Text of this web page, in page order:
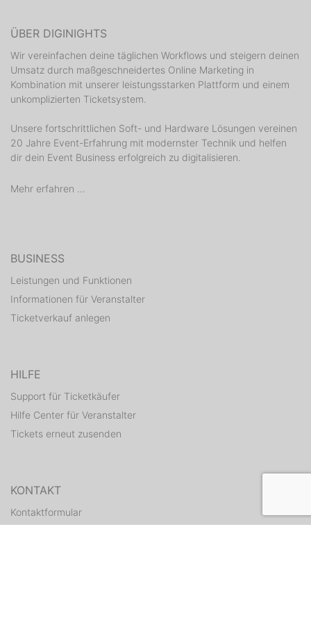
ÜBER DIGINIGHTS
Wir vereinfachen deine täglichen Workflows und steigern deinen
Umsatz durch maßgeschneidertes Online Marketing in
Kombination mit unserer leistungsstarken Plattform und einem
unkomplizierten Ticketsystem.
Unsere fortschrittlichen Soft- und Hardware Lösungen vereinen
20 Jahre Event-Erfahrung mit modernster Technik und helfen
dir dein Event Business erfolgreich zu digitalisieren.
Mehr erfahren ...
BUSINESS
Leistungen und Funktionen
Informationen für Veranstalter
Ticketverkauf anlegen
HILFE
Support für Ticketkäufer
Hilfe Center für Veranstalter
Tickets erneut zusenden
KONTAKT
Kontaktformular